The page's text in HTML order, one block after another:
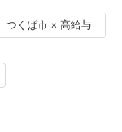
つくば市 × 高給与